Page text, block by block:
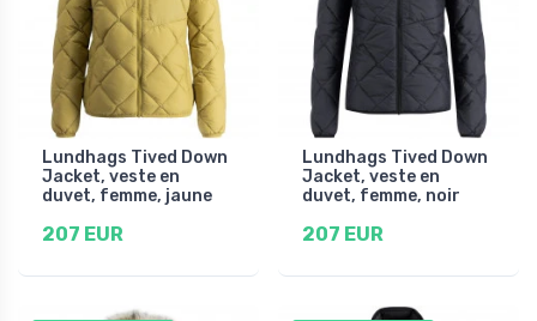
Lundhags Tived Down
Jacket, veste en
duvet, femme, jaune
207 EUR
Lundhags Tived Down
Jacket, veste en
duvet, femme, noir
207 EUR